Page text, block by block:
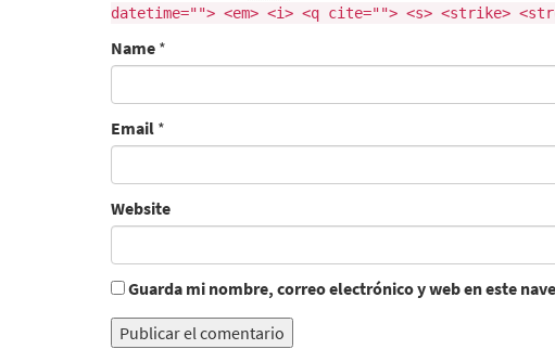
datetime=""> <em> <i> <q cite=""> <s> <strike>
Name *
Email *
Website
Guarda mi nombre, correo electrónico y web en este